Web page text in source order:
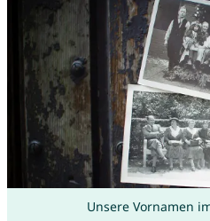
Unsere Vornamen